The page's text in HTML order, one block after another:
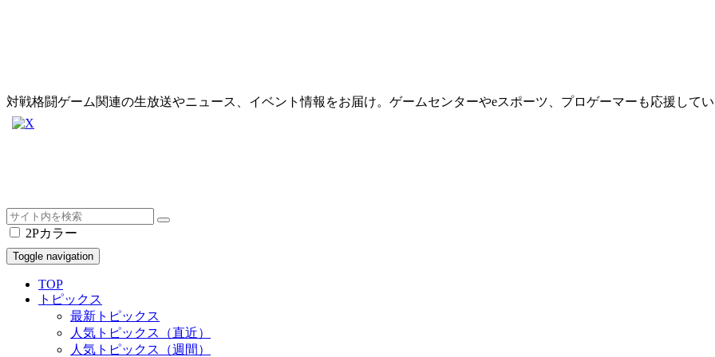
対戦格闘ゲーム関連の生放送やニュース、イベント情報をお届け。ゲームセンターやeスポーツ、プロゲーマーも応援して
2Pカラー
Toggle navigation
TOP
トピックス
最新トピックス
人気トピックス（直近）
人気トピックス（週間）